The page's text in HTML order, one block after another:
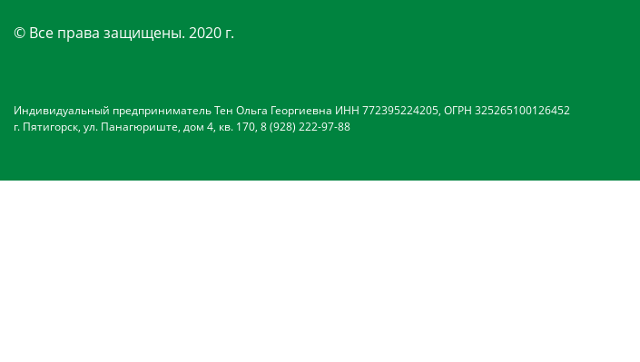
© Все права защищены. 2020 г.
Индивидуальный предприниматель Тен Ольга Георгиевна ИНН 772395224205, ОГРН 325265100126452
г. Пятигорск, ул. Панагюриште, дом 4, кв. 170, 8 (928) 222-97-88